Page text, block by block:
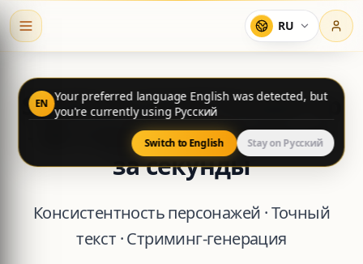
RU
EN Your preferred language English was detected, but
you're currently using Русский
Switch to English Stay on Русский
Seedream 5.0 AI Генератор
- 4K Стриминг-генерация
за секунды
Консистентность персонажей · Точный
текст · Стриминг-генерация